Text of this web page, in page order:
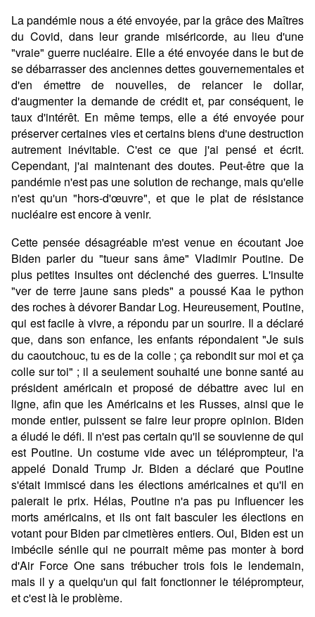
La pandémie nous a été envoyée, par la grâce des Maîtres
du Covid, dans leur grande miséricorde, au lieu d'une
"vraie" guerre nucléaire. Elle a été envoyée dans le but de
se débarrasser des anciennes dettes gouvernementales et
d'en émettre de nouvelles, de relancer le dollar,
d'augmenter la demande de crédit et, par conséquent, le
taux d'intérêt. En même temps, elle a été envoyée pour
préserver certaines vies et certains biens d'une destruction
autrement inévitable. C'est ce que j'ai pensé et écrit.
Cependant, j'ai maintenant des doutes. Peut-être que la
pandémie n'est pas une solution de rechange, mais qu'elle
n'est qu'un "hors-d'œuvre", et que le plat de résistance
nucléaire est encore à venir.
Cette pensée désagréable m'est venue en écoutant Joe
Biden parler du "tueur sans âme" Vladimir Poutine. De
plus petites insultes ont déclenché des guerres. L'insulte
"ver de terre jaune sans pieds" a poussé Kaa le python
des roches à dévorer Bandar Log. Heureusement, Poutine,
qui est facile à vivre, a répondu par un sourire. Il a déclaré
que, dans son enfance, les enfants répondaient "Je suis
du caoutchouc, tu es de la colle ; ça rebondit sur moi et ça
colle sur toi" ; il a seulement souhaité une bonne santé au
président américain et proposé de débattre avec lui en
ligne, afin que les Américains et les Russes, ainsi que le
monde entier, puissent se faire leur propre opinion. Biden
a éludé le défi. Il n'est pas certain qu'il se souvienne de qui
est Poutine. Un costume vide avec un téléprompteur, l'a
appelé Donald Trump Jr. Biden a déclaré que Poutine
s'était immiscé dans les élections américaines et qu'il en
paierait le prix. Hélas, Poutine n'a pas pu influencer les
morts américains, et ils ont fait basculer les élections en
votant pour Biden par cimetières entiers. Oui, Biden est un
imbécile sénile qui ne pourrait même pas monter à bord
d'Air Force One sans trébucher trois fois le lendemain,
mais il y a quelqu'un qui fait fonctionner le téléprompteur,
et c'est là le problème.